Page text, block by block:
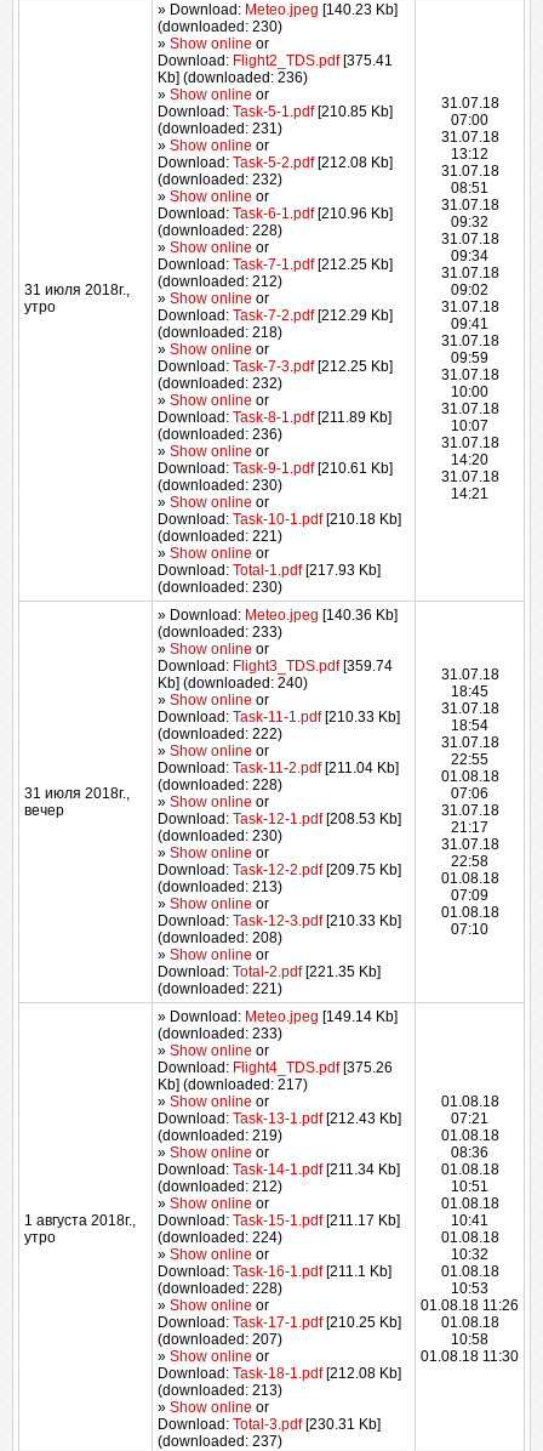
31 июля 2018г.,
утро
» Download: Meteo.jpeg [140.23 Kb]
(downloaded: 230)
» Show online or
Download: Flight2_TDS.pdf[375.41
Kb] (downloaded: 236)
» Show online or
Download: Task-5-1.pdf[210.85 Kb]
(downloaded: 231)
» Show online or
Download: Task-5-2.pdf[212.08 Kb]
(downloaded: 232)
» Show online or
Download: Task-6-1.pdf[210.96 Kb]
(downloaded: 228)
» Show online or
Download: Task-7-1.pdf[212.25 Kb]
(downloaded: 212)
» Show online or
Download: Task-7-2.pdf[212.29 Kb]
(downloaded: 218)
» Show online or
Download: Task-7-3.pdf[212.25 Kb]
(downloaded: 232)
» Show online or
Download: Task-8-1.pdf[211.89 Kb]
(downloaded: 236)
» Show online or
Download: Task-9-1.pdf[210.61 Kb]
(downloaded: 230)
» Show online or
Download: Task-10-1.pdf[210.18 Kb]
(downloaded: 221)
» Show online or
Download: Total-1.pdf[217.93 Kb]
(downloaded: 230)
31.07.18
07:00
31.07.18
13:12
31.07.18
08:51
31.07.18
09:32
31.07.18
09:34
31.07.18
09:02
31.07.18
09:41
31.07.18
09:59
31.07.18
10:00
31.07.18
10:07
31.07.18
14:20
31.07.18
14:21
31 июля 2018г.,
вечер
» Download: Meteo.jpeg [140.36 Kb]
(downloaded: 233)
» Show online or
Download: Flight3_TDS.pdf[359.74
Kb] (downloaded: 240)
» Show online or
Download: Task-11-1.pdf[210.33 Kb]
(downloaded: 222)
» Show online or
Download: Task-11-2.pdf[211.04 Kb]
(downloaded: 228)
» Show online or
Download: Task-12-1.pdf[208.53 Kb]
(downloaded: 230)
» Show online or
Download: Task-12-2.pdf[209.75 Kb]
(downloaded: 213)
» Show online or
Download: Task-12-3.pdf[210.33 Kb]
(downloaded: 208)
» Show online or
Download: Total-2.pdf[221.35 Kb]
(downloaded: 221)
31.07.18
18:45
31.07.18
18:54
31.07.18
22:55
01.08.18
07:06
31.07.18
21:17
31.07.18
22:58
01.08.18
07:09
01.08.18
07:10
1 августа 2018г.,
утро
» Download: Meteo.jpeg [149.14 Kb]
(downloaded: 233)
» Show online or
Download: Flight4_TDS.pdf[375.26
Kb] (downloaded: 217)
» Show online or
Download: Task-13-1.pdf[212.43 Kb]
(downloaded: 219)
» Show online or
Download: Task-14-1.pdf[211.34 Kb]
(downloaded: 212)
» Show online or
Download: Task-15-1.pdf[211.17 Kb]
(downloaded: 224)
» Show online or
Download: Task-16-1.pdf[211.1 Kb]
(downloaded: 228)
» Show online or
Download: Task-17-1.pdf[210.25 Kb]
(downloaded: 207)
» Show online or
Download: Task-18-1.pdf[212.08 Kb]
(downloaded: 213)
» Show online or
Download: Total-3.pdf[230.31 Kb]
(downloaded: 237)
01.08.18
07:21
01.08.18
08:36
01.08.18
10:51
01.08.18
10:41
01.08.18
10:32
01.08.18
10:53
01.08.18 11:26
01.08.18
10:58
01.08.18 11:30